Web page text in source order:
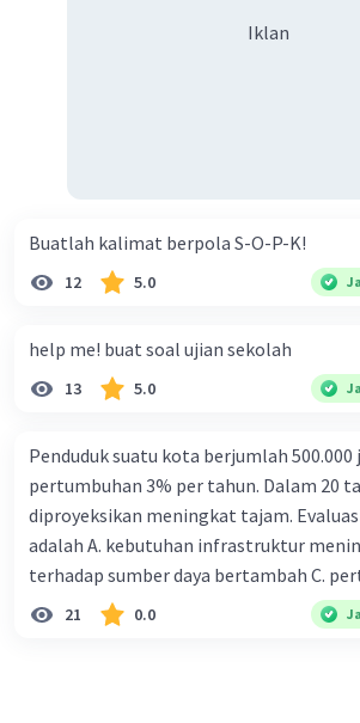
Iklan
Buatlah kalimat berpola S-O-P-K!
12 5.0
help me! buat soal ujian sekolah
13 5.0
Penduduk suatu kota berjumlah 500.000
pertumbuhan 3% per tahun. Dalam 20
diproyeksikan meningkat tajam.
adalah A. kebutuhan infrastruktur
terhadap sumber daya bertambah C.
eksponensial berdampak jangka
memengaruhi tata ruang E. proyeksi
21 0.0